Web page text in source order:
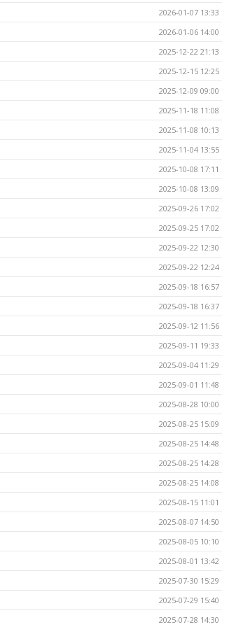
2026-01-07 13:33
2026-01-06 14:00
2025-12-22 21:13
2025-12-15 12:25
2025-12-09 09:00
2025-11-18 11:08
2025-11-08 10:13
2025-11-04 13:55
2025-10-08 17:11
2025-10-08 13:09
2025-09-26 17:02
2025-09-25 17:02
2025-09-22 12:30
2025-09-22 12:24
2025-09-18 16:57
2025-09-18 16:37
2025-09-12 11:56
2025-09-11 19:33
2025-09-04 11:29
2025-09-01 11:48
2025-08-28 10:00
2025-08-25 15:09
2025-08-25 14:48
2025-08-25 14:28
2025-08-25 14:08
2025-08-15 11:01
2025-08-07 14:50
2025-08-05 10:10
2025-08-01 13:42
2025-07-30 15:29
2025-07-29 15:40
2025-07-28 14:30